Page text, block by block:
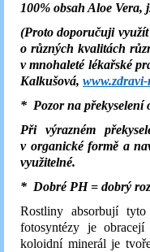
100% obsah Aloe Vera,
(Proto doporučuji
o různých kvalitách
v mnohaleté lékařské
Kalkušová, www.zdravi-
* Pozor na překyselení
Při výrazném
v organické formě a
využitelné.
* Dobré PH = dobrý
Rostliny absorbují
fotosyntézy je
koloidní minerál je